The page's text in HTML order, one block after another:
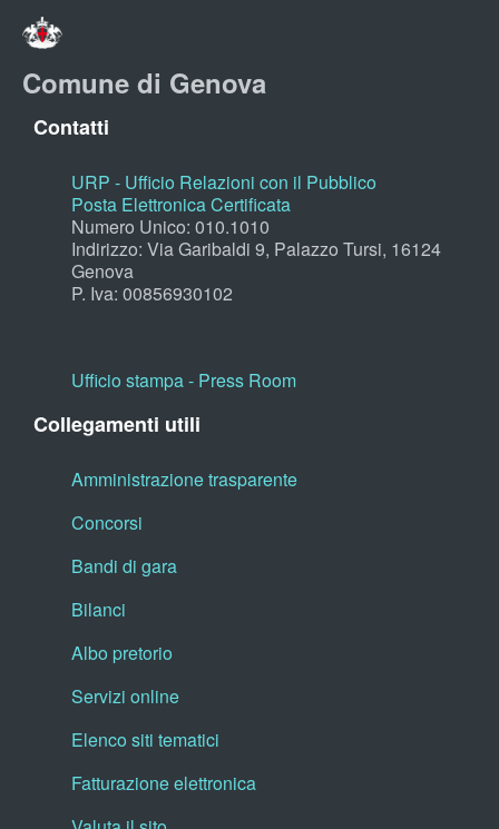
Comune di Genova
Contatti
URP - Ufficio Relazioni con il Pubblico
Posta Elettronica Certificata
Numero Unico: 010.1010
Indirizzo: Via Garibaldi 9, Palazzo Tursi, 16124
Genova
P. Iva: 00856930102
Ufficio stampa - Press Room
Collegamenti utili
Amministrazione trasparente
Concorsi
Bandi di gara
Bilanci
Albo pretorio
Servizi online
Elenco siti tematici
Fatturazione elettronica